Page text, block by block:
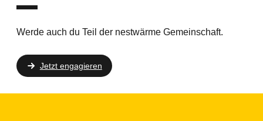
Werde auch du Teil der nestwärme Gemeinschaft.
Jetzt engagieren